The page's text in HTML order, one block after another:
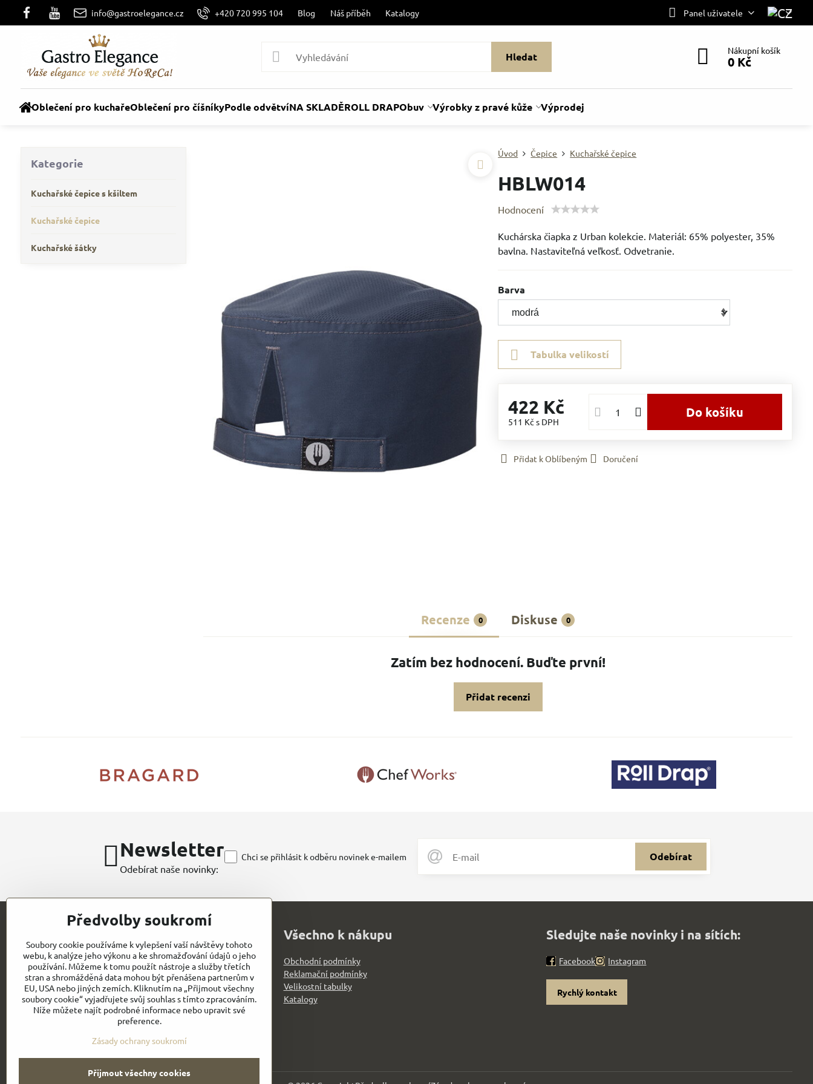
info@gastroelegance.cz +420 720 995 104 Blog Náš příběh Katalogy Panel uživatele
Hledat Nákupní košík
0 Kč
Oblečení pro kuchařeOblečení pro číšníkyPodle odvětvíNA SKLADĚROLL DRAPObuv Výrobky z pravé kůže Výprodej
Úvod Čepice Kuchařské čepice
HBLW014
Hodnocení
Kuchárska čiapka z Urban kolekcie. Materiál: 65% polyester, 35%
bavlna. Nastaviteľná veľkosť. Odvetranie.
Barva
Tabulka velikostí
422 Kč
511 Kčs DPH
Do košíku
Přidat k Oblíbeným Doručení
Recenze 0 Diskuse 0
Zatím bez hodnocení. Buďte první!
Přidat recenzi
Kategorie
Kuchařské čepice s kšiltem
Kuchařské čepice
Kuchařské šátky
Newsletter
Odebírat naše novinky:
Odebírat
Chci se přihlásit k odběru novinek e-mailem
CHEFWORKS / BRAGARD / ROLLDRAP
GASTROELEGANCE s.r.o
Milady Horákové 852/82
CZ- PRAHA 7
IČO: 28258096
DIČ: CZ28258096
info@gastroelegance.cz
Obchodní
podmínky
Všechno k nákupu
Obchodní podmínky
Reklamační podmínky
Velikostní tabulky
Katalogy
Sledujte naše novinky i na sítích:
Facebook Instagram
Rychlý kontakt
Předvolby soukromí
Soubory cookie používáme k vylepšení vaší návštěvy tohoto
webu, k analýze jeho výkonu a ke shromažďování údajů o jeho
používání. Můžeme k tomu použít nástroje a služby třetích
stran a shromážděná data mohou být přenášena partnerům v
EU, USA nebo jiných zemích. Kliknutím na „Přijmout všechny
soubory cookie“ vyjadřujete svůj souhlas s tímto zpracováním.
Níže můžete najít podrobné informace nebo upravit své
preference.
Zásady ochrany soukromí
Přijmout všechny cookies